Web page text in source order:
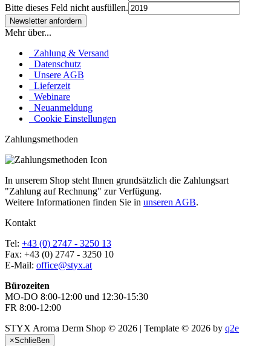
Bitte dieses Feld nicht ausfüllen.
Mehr über...
Zahlung & Versand
Datenschutz
Unsere AGB
Lieferzeit
Webinare
Neuanmeldung
Cookie Einstellungen
Zahlungsmethoden
In unserem Shop steht Ihnen grundsätzlich die Zahlungsart
"Zahlung auf Rechnung" zur Verfügung.
Weitere Informationen finden Sie in unseren AGB.
Kontakt
Tel: +43 (0) 2747 - 3250 13
Fax: +43 (0) 2747 - 3250 10
E-Mail: office@styx.at
Bürozeiten
MO-DO 8:00-12:00 und 12:30-15:30
FR 8:00-12:00
STYX Aroma Derm Shop © 2026 | Template © 2026 by q2e
×Schließen